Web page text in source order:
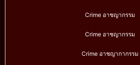
Crime อาชญากรรม
Crime อาชญากรรม
Crime อาชญากากรรม